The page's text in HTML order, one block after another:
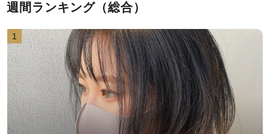
週間ランキング（総合）
1